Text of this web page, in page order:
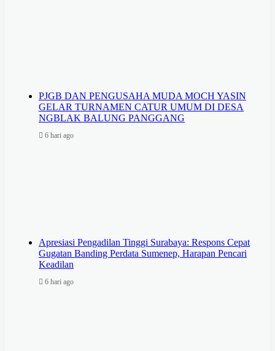
PJGB DAN PENGUSAHA MUDA MOCH YASIN
GELAR TURNAMEN CATUR UMUM DI DESA
NGBLAK BALUNG PANGGANG
6 hari ago
Apresiasi Pengadilan Tinggi Surabaya: Respons Cepat
Gugatan Banding Perdata Sumenep, Harapan Pencari
Keadilan
6 hari ago